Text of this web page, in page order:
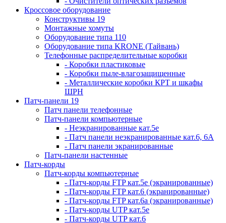
Кроссовое оборудование
Конструктивы 19
Монтажные хомуты
Оборудование типа 110
Оборудование типа KRONE (Тайвань)
Телефонные распределительные коробки
- Коробки пластиковые
- Коробки пыле-влагозащищенные
- Металлические коробки КРТ и шкафы
ШРН
Патч-панели 19
Патч панели телефонные
Патч-панели компьютерные
- Неэкранированные кат.5е
- Патч панели неэкранированные кат.6, 6А
- Патч панели экранированные
Патч-панели настенные
Патч-корды
Патч-корды компьютерные
- Патч-корды FTP кат.5е (экранированные)
- Патч-корды FTP кат.6 (экранированные)
- Патч-корды FTP кат.6а (экранированные)
- Патч-корды UTP кат.5е
- Патч-корды UTP кат.6